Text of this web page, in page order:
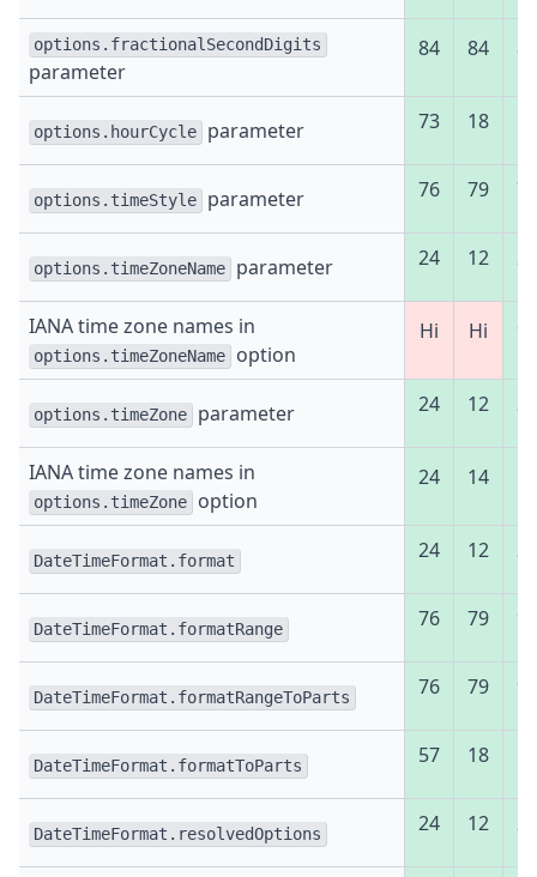
options.fractionalSecondDigits
parameter
84 84 84
options.hourCycle parameter 73 18
options.timeStyle parameter 76 79 79
options.timeZoneName parameter 24 12 29
IANA time zone names in
options.timeZoneName option
Ні Ні 91
options.timeZone parameter 24 12 29
IANA time zone names in
options.timeZone option
24 14
DateTimeFormat.format 24 12 29
DateTimeFormat.formatRange 76 79 91
DateTimeFormat.formatRangeToParts 76 79 91
DateTimeFormat.formatToParts 57 18
DateTimeFormat.resolvedOptions 24 12 29